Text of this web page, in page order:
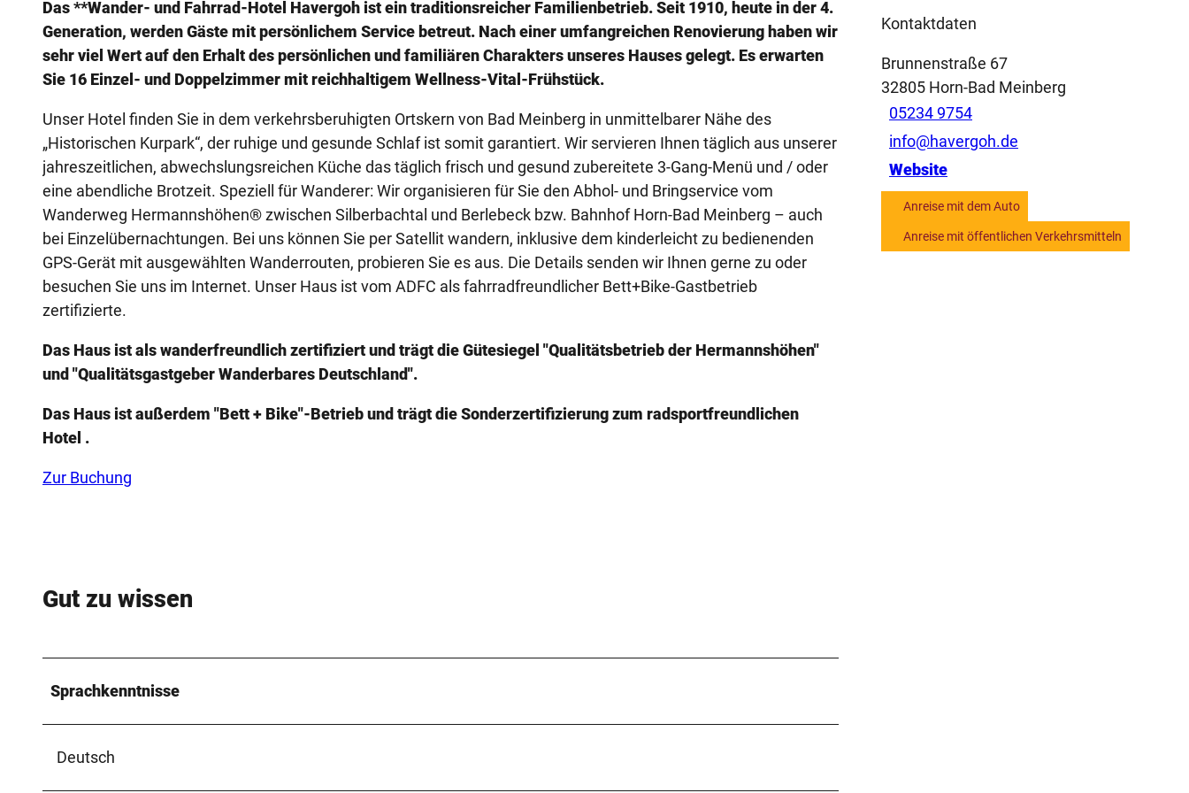
Das **Wander- und Fahrrad-Hotel Havergoh ist ein traditionsreicher Familienbetrieb. Seit 1910, heute in der 4.
Generation, werden Gäste mit persönlichem Service betreut. Nach einer umfangreichen Renovierung haben wir
sehr viel Wert auf den Erhalt des persönlichen und familiären Charakters unseres Hauses gelegt. Es erwarten
Sie 16 Einzel- und Doppelzimmer mit reichhaltigem Wellness-Vital-Frühstück.
Unser Hotel finden Sie in dem verkehrsberuhigten Ortskern von Bad Meinberg in unmittelbarer Nähe des
„Historischen Kurpark“, der ruhige und gesunde Schlaf ist somit garantiert. Wir servieren Ihnen täglich aus unserer
jahreszeitlichen, abwechslungsreichen Küche das täglich frisch und gesund zubereitete 3-Gang-Menü und / oder
eine abendliche Brotzeit. Speziell für Wanderer: Wir organisieren für Sie den Abhol- und Bringservice vom
Wanderweg Hermannshöhen® zwischen Silberbachtal und Berlebeck bzw. Bahnhof Horn-Bad Meinberg – auch
bei Einzelübernachtungen. Bei uns können Sie per Satellit wandern, inklusive dem kinderleicht zu bedienenden
GPS-Gerät mit ausgewählten Wanderrouten, probieren Sie es aus. Die Details senden wir Ihnen gerne zu oder
besuchen Sie uns im Internet. Unser Haus ist vom ADFC als fahrradfreundlicher Bett+Bike-Gastbetrieb
zertifizierte.
Das Haus ist als wanderfreundlich zertifiziert und trägt die Gütesiegel "Qualitätsbetrieb der Hermannshöhen"
und "Qualitätsgastgeber Wanderbares Deutschland".
Das Haus ist außerdem "Bett + Bike"-Betrieb und trägt die Sonderzertifizierung zum radsportfreundlichen
Hotel .
Zur Buchung
Gut zu wissen
Sprachkenntnisse
Deutsch
Kontaktdaten
Brunnenstraße 67
32805 Horn-Bad Meinberg
05234 9754
info@havergoh.de
Website
Anreise mit dem Auto
Anreise mit öffentlichen Verkehrsmitteln